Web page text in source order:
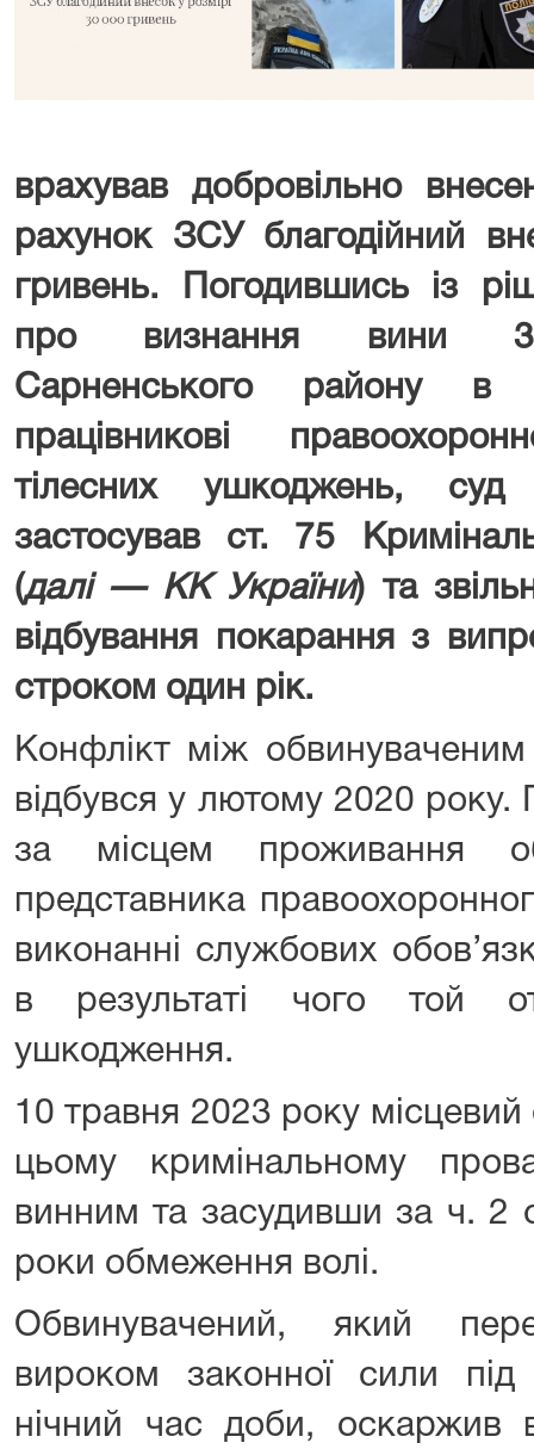
врахував добровільно
рахунок ЗСУ благодійний
гривень. Погодившись із
про визнання вини
Сарненського району в
працівникові
тілесних ушкоджень, суд
застосував ст. 75
(далі — КК України) та
відбування покарання з
строком один рік.
Конфлікт між обвинуваченим
відбувся у лютому 2020 року.
за місцем проживання
представника
виконанні службових
в результаті чого той
ушкодження.
10 травня 2023 року
цьому кримінальному
винним та засудивши за ч. 2
роки обмеження волі.
Обвинувачений, який
вироком законної сили
нічний час доби, оскаржив